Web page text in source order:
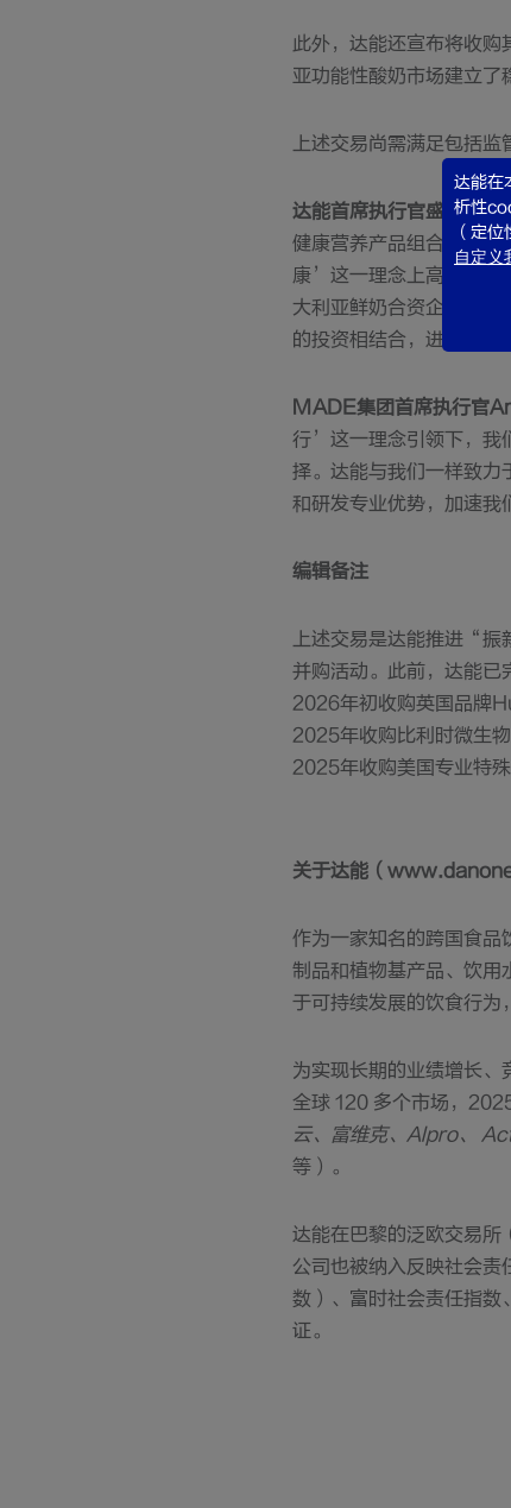
此外，达能还宣布将收
亚功能性酸奶市场建立
上述交易尚需满足包括
达能首席执行官盛睿安表
健康营养产品组合，重
康’这一理念上高度一致
大利亚鲜奶合资企业的
的投资相结合，进一步
MADE集团首席执行官
行’这一理念引领下，我
择。达能与我们一样致力
和研发专业优势，加速我
编辑备注
上述交易是达能推进“
并购活动。此前，达能已
2026年初收购英国品牌
2025年收购比利时微生
2025年收购美国专业特
关于达能（
作为一家知名的跨国食品
制品和植物基产品、饮
于可持续发展的饮食行为
为实现长期的业绩增长
全球 120 多个市场，
云、富维克、Alpro、
等）。
达能在巴黎的泛欧交易
公司也被纳入反映社会
数）、富时社会责任指数
证。
达能在
析性
（定
自定义